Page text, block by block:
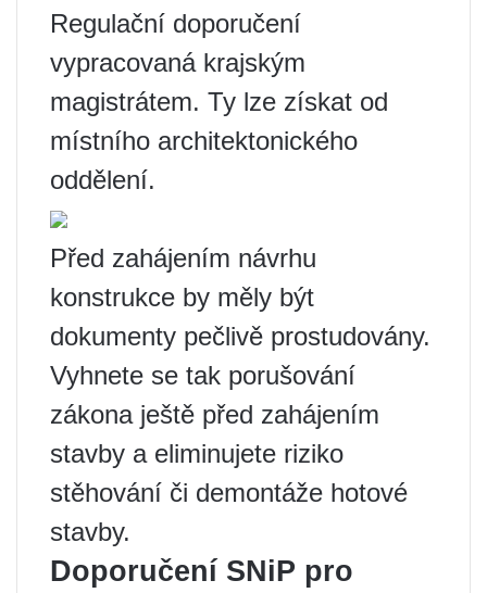
Regulační doporučení
vypracovaná krajským
magistrátem. Ty lze získat od
místního architektonického
oddělení.
Před zahájením návrhu
konstrukce by měly být
dokumenty pečlivě prostudovány.
Vyhnete se tak porušování
zákona ještě před zahájením
stavby a eliminujete riziko
stěhování či demontáže hotové
stavby.
Doporučení SNiP pro